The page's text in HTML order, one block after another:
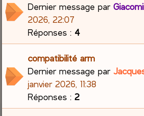
Dernier message par
2026, 22:07
Réponses : 4
compatibilité arm
Dernier message par
janvier 2026, 11:38
Réponses :2